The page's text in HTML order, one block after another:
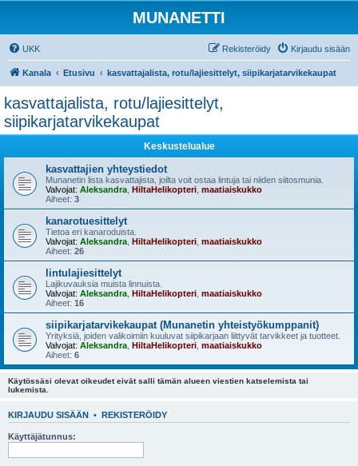
MUNANETTI
UKK Kirjaudu sisään
Rekisteröidy
Kanala Etusivu kasvattajalista, rotu/lajiesittelyt, siipikarjatarvikekaupat
kasvattajalista, rotu/lajiesittelyt,
siipikarjatarvikekaupat
Keskustelualue
kasvattajien yhteystiedot
Munanetin lista kasvattajista, joilta voit ostaa lintuja tai niiden siitosmunia.
Valvojat: Aleksandra HiltaHelikopteri maatiaiskukko
Aiheet: 3
kanarotuesittelyt
Tietoa eri kanaroduista.
Valvojat: Aleksandra HiltaHelikopteri maatiaiskukko
Aiheet: 26
lintulajiesittelyt
Lajikuvauksia muista linnuista.
Valvojat: Aleksandra HiltaHelikopteri maatiaiskukko
Aiheet: 16
siipikarjatarvikekaupat (Munanetin yhteistyökumppanit)
Yrityksiä, joiden valikoimiin kuuluvat siipikarjaan liittyvät tarvikkeet ja tuotteet.
Valvojat: Aleksandra HiltaHelikopteri maatiaiskukko
Aiheet: 6
Käytössäsi olevat oikeudet eivät salli tämän alueen viestien katselemista tai
lukemista.
KIRJAUDU SISÄÄN • REKISTERÖIDY
Käyttäjätunnus: